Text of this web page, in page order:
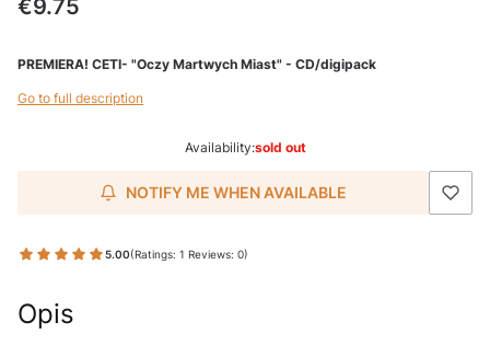
Price
€9.75
PREMIERA! CETI- "Oczy Martwych Miast" - CD/digipack
Go to full description
Availability:sold out
NOTIFY ME WHEN AVAILABLE
5.00(Ratings: 1 Reviews: 0)
Opis